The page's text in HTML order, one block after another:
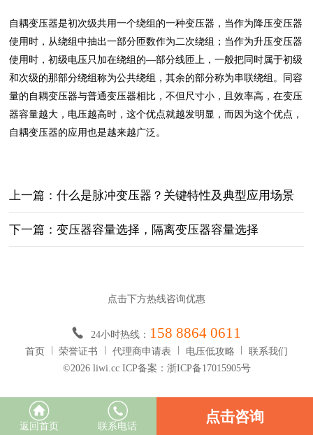
自耦变压器是初次级共用一个绕组的一种变压器，当作为降压变压器
使用时，从绕组中抽出一部分匝数作为二次绕组；当作为升压变压器
使用时，初级电压只加在绕组的—部分线匝上，一般把同时属于初级
和次级的那部分绕组称为公共绕组，其余的部分称为串联绕组。同容
量的自耦变压器与普通变压器相比，不但尺寸小，且效率高，在变压
器容量越大，电压越高时，这个优点就越发明显，而因为这个优点，
自耦变压器的应用也是越来越广泛。
上一篇：什么是脉冲变压器？关键特性‌及典型应用场景‌
下一篇：变压器容量选择，隔离变压器容量选择
点击下方热线咨询优惠
24小时热线： 158 8864 0611
首页 荣誉证书 代理商申请表 电压低攻略
联系我们
©2026 liwi.cc ICP备案：浙ICP备17015905号
返回首页 联系电话
点击咨询